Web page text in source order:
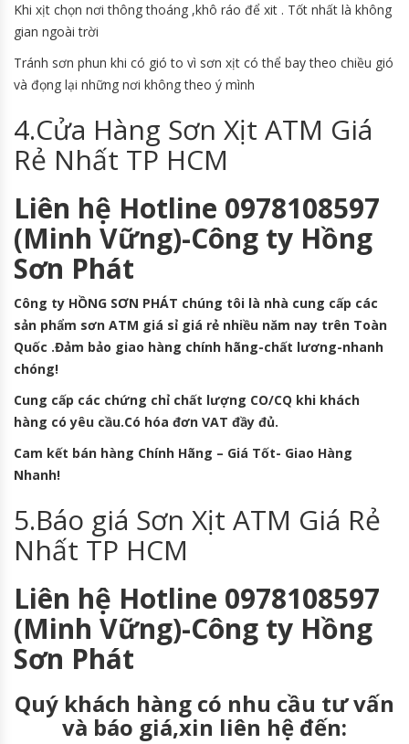
Khi xịt chọn nơi thông thoáng ,khô ráo để xit . Tốt nhất là không
gian ngoài trời
Tránh sơn phun khi có gió to vì sơn xịt có thể bay theo chiều gió
và đọng lại những nơi không theo ý mình
4.Cửa Hàng Sơn Xịt ATM Giá
Rẻ Nhất TP HCM
Liên hệ Hotline 0978108597
(Minh Vững)-Công ty Hồng
Sơn Phát
Công ty HỒNG SƠN PHÁT chúng tôi là nhà cung cấp các
sản phẩm sơn ATM giá sỉ giá rẻ nhiều năm nay trên Toàn
Quốc .Đảm bảo giao hàng chính hãng-chất lương-nhanh
chóng!
Cung cấp các chứng chỉ chất lượng CO/CQ khi khách
hàng có yêu cầu.Có hóa đơn VAT đầy đủ.
Cam kết bán hàng Chính Hãng – Giá Tốt- Giao Hàng
Nhanh!
5.Báo giá Sơn Xịt ATM Giá Rẻ
Nhất TP HCM
Liên hệ Hotline 0978108597
(Minh Vững)-Công ty Hồng
Sơn Phát
Quý khách hàng có nhu cầu tư vấn
và báo giá,xin liên hệ đến: